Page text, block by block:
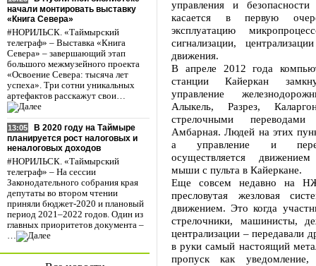
начали монтировать выставку
«Книга Севера»
#НОРИЛЬСК. «Таймырский
телеграф» – Выставка «Книга
Севера» – завершающий этап
большого межмузейного проекта
«Освоение Севера: тысяча лет
успеха». Три сотни уникальных
артефактов расскажут свои…
13:05
В 2020 году на Таймыре
планируется рост налоговых и
неналоговых доходов
#НОРИЛЬСК. «Таймырский
телеграф» – На сессии
Законодательного собрания края
депутаты во втором чтении
приняли бюджет-2020 и плановый
период 2021–2022 годов. Один из
главных приоритетов документа –
…
управления и
касается в первую
эксплуатацию
сигнализации,
движения.
В апреле 2012 года
станции Кайеркан
управление
Алыкель, Разрез,
стрелочными
Амбарная. Людей на этих
а управление и
осуществляется
мыши с пульта в Кайеркане.
Еще совсем недавно на
пресловутая жезловая
движением. Это когда
стрелочники, машинисты,
централизации – передавали
в руки самый настоящий
пропуск как